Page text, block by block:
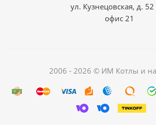
ул. Кузнецовская, д. 52
офис 21
2006 - 2026 © ИМ Котлы и